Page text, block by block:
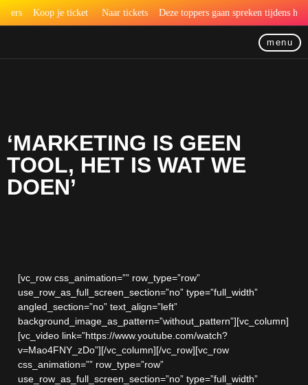
Koop je ticket Naar tickets Deze toppers gaan spreken tijdens het
menu
‘MARKETING IS GEEN
TOOL, HET IS WAT WE
DOEN’
[vc_row css_animation=”” row_type=”row”
use_row_as_full_screen_section=”no” type=”full_width”
angled_section=”no” text_align=”left”
background_image_as_pattern=”without_pattern”][vc_column]
[vc_video link=”https://www.youtube.com/watch?
v=Mao4FNY_zDo”][/vc_column][/vc_row][vc_row
css_animation=”” row_type=”row”
use_row_as_full_screen_section=”no” type=”full_width”